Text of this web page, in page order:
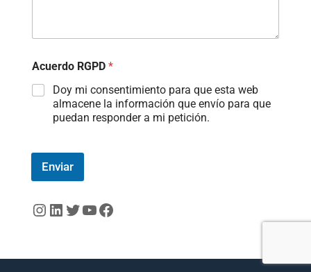
Acuerdo RGPD *
Doy mi consentimiento para que esta web
almacene la información que envío para que
puedan responder a mi petición.
Enviar
Instagram
LinkedIn
Twitter
YouTube
Facebook